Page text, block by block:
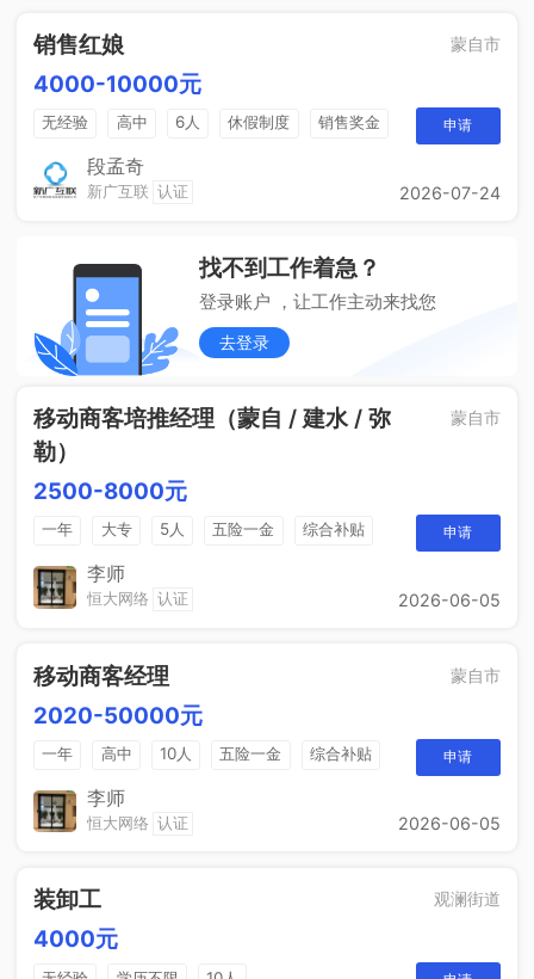
销售红娘 蒙自市
4000-10000元
无经验 高中 6人 休假制度
销售奖金
五险一金
申请
段孟奇
新广互联 认证 2026-07-24
找不到工作着急？
登录账户 ，让工作主动来找您
去登录
移动商客培推经理（蒙自 / 建水 / 弥
勒）
蒙自市
2500-8000元
一年 大专 5人 五险一金
综合补贴
销售奖金
申请
李师
恒大网络 认证 2026-06-05
移动商客经理 蒙自市
2020-50000元
一年 高中 10人 五险一金
综合补贴
销售奖金
申请
李师
恒大网络 认证 2026-06-05
装卸工 观澜街道
4000元